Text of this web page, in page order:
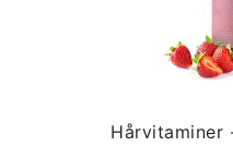
Hårvitaminer